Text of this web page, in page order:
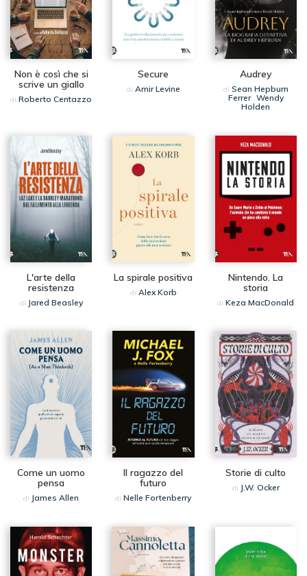
Non è così che si
scrive un giallo
diRoberto Centazzo
Secure
di Amir Levine
Audrey
di Sean Hepburn
Ferrer, Wendy
Holden
L'arte della
resistenza
di Jared Beasley
La spirale positiva
di Alex Korb
Nintendo. La
storia
diKeza MacDonald
Come un uomo
pensa
di James Allen
Il ragazzo del
futuro
di Nelle Fortenberry
Storie di culto
di J.W. Ocker